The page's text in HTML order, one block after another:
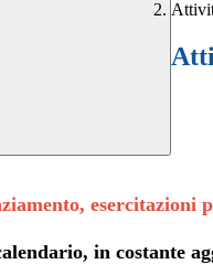
esercitazioni
in costante